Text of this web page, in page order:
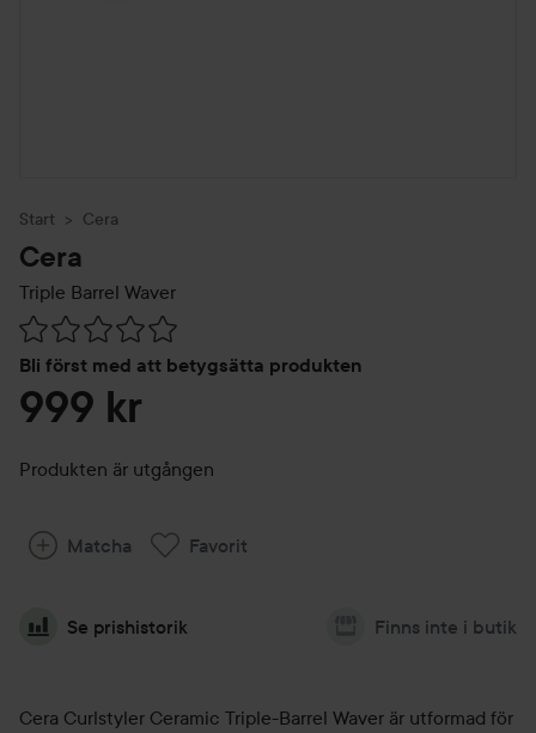
Start Cera
Cera
Triple Barrel Waver
Bli först med att betygsätta produkten
Hoppa till Betyg & kommentarer
999 kr
Produkten är utgången
Matcha Favorit
Se prishistorik Finns inte i butik
Cera Curlstyler Ceramic Triple-Barrel Waver är utformad för